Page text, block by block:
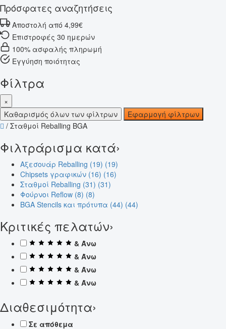
Πρόσφατες αναζητήσεις
Αποστολή από 4,99€
Επιστροφές 30 ημερών
100% ασφαλής πληρωμή
Εγγύηση ποιότητας
Φίλτρα
×
Καθαρισμός όλων των φίλτρων
Εφαρμογή φίλτρων
/ Σταθμοί Reballing BGA
Φιλτράρισμα κατά›
Αξεσουάρ Reballing (19) (19)
Chipsets γραφικών (16) (16)
Σταθμοί Reballing (31) (31)
Φούρνοι Reflow (8) (8)
BGA Stencils και πρότυπα (44) (44)
Κριτικές πελατών›
& Άνω
& Άνω
& Άνω
& Άνω
Διαθεσιμότητα›
Σε απόθεμα